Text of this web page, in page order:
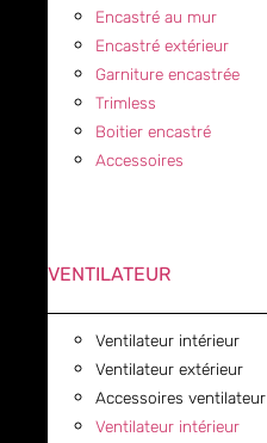
Encastré au mur
Encastré extérieur
Garniture encastrée
Trimless
Boitier encastré
Accessoires
VENTILATEUR
Ventilateur intérieur
Ventilateur extérieur
Accessoires ventilateur
Ventilateur intérieur